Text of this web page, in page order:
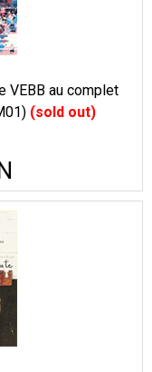
VEBB au complet
(sold out)